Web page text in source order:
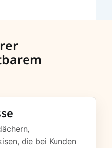
die bei Kunden